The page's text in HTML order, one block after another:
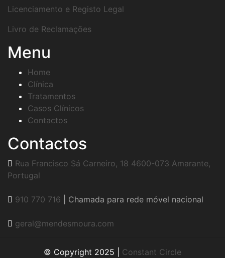
Licenciamento e Registo Legal
Livro de Reclamações
Menu
Home
Clínica
Tratamentos
Casos Clínicos
Contactos
Contactos
Rua Francisco Sá Carneiro, 18 4600-073 Amarante,
Portugal
910 770 716 | Chamada para rede móvel nacional
geral@mendesmoura.com
© Copyright 2025 | Constant Circle